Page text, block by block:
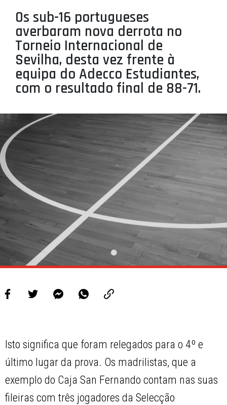
PROJETOS
LIGA BETCLIC MASCULINA
LIGA BETCLIC FEMININA
Os sub-16 portugueses
averbaram nova derrota no
Torneio Internacional de
Sevilha, desta vez frente à
equipa do Adecco Estudiantes,
com o resultado final de 88-71.
Isto significa que foram relegados para o 4º e
último lugar da prova. Os madrilistas, que a
exemplo do Caja San Fernando contam nas suas
fileiras com três jogadores da Selecção